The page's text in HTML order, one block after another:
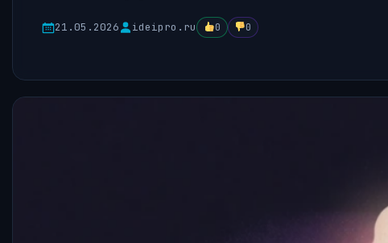
21.05.2026 ideipro.ru 0 0